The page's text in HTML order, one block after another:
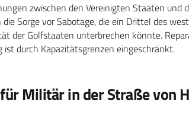
zwischen den Vereinigten Staaten und
Sorge vor Sabotage, die ein Drittel des
der Golfstaaten unterbrechen könnte.
ist durch Kapazitätsgrenzen eingeschränkt.
Militär in der Straße von